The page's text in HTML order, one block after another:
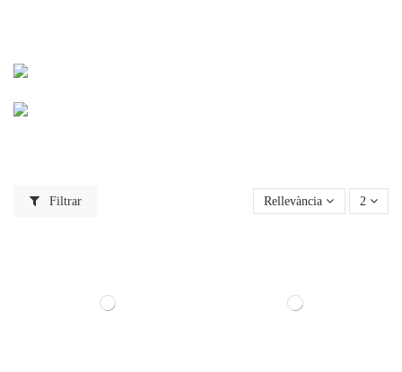
Filtrar Rellevància 2